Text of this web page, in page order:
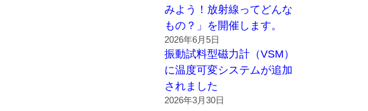
みよう！放射線ってどんな
もの？」を開催します。
2026年6月5日
振動試料型磁力計（VSM）
に温度可変システムが追加
されました
2026年3月30日